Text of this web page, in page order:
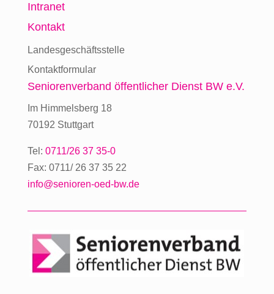
Intranet
Kontakt
Landesgeschäftsstelle
Kontaktformular
Seniorenverband öffentlicher Dienst BW e.V.
Im Himmelsberg 18
70192 Stuttgart
Tel: 0711/26 37 35-0
Fax: 0711/ 26 37 35 22
info@senioren-oed-bw.de